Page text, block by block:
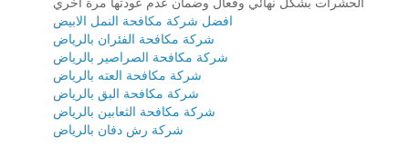
افضل شركة مكافحة النمل الابيض
شركة مكافحة الفئران بالرياض
شركة مكافحة الصراصير بالرياض
شركة مكافحة العته بالرياض
شركة مكافحة البق بالرياض
شركة مكافحة الثعابين بالرياض
شركة رش دفان بالرياض